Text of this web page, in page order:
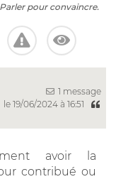
Parler pour convaincre.
1 message
le 19/06/2024 à 16:51
avoir la
contribué ou